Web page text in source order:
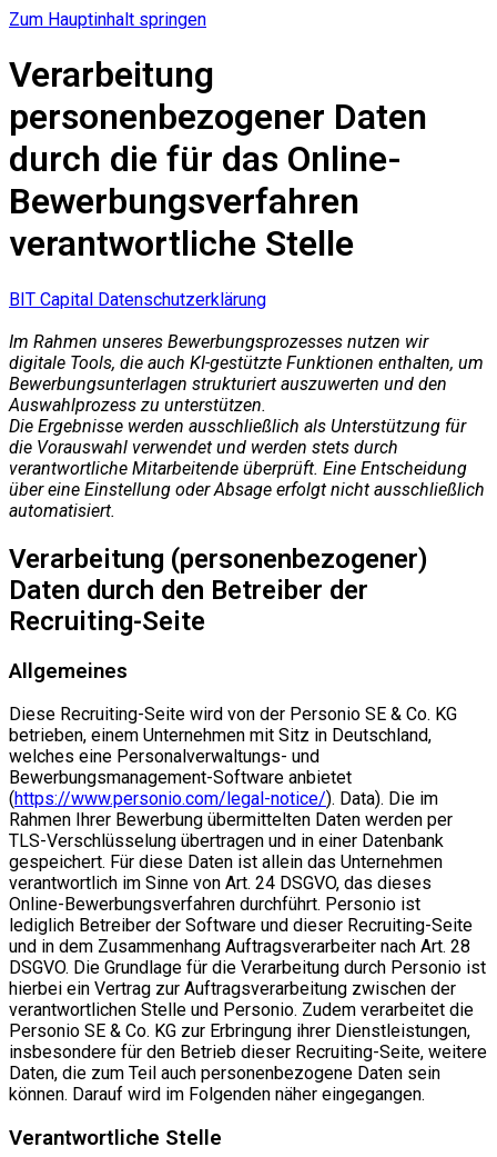
Zum Hauptinhalt springen
Verarbeitung
personenbezogener Daten
durch die für das Online-
Bewerbungsverfahren
verantwortliche Stelle
BIT Capital Datenschutzerklärung
Im Rahmen unseres Bewerbungsprozesses nutzen wir
digitale Tools, die auch KI-gestützte Funktionen enthalten, um
Bewerbungsunterlagen strukturiert auszuwerten und den
Auswahlprozess zu unterstützen.
Die Ergebnisse werden ausschließlich als Unterstützung für
die Vorauswahl verwendet und werden stets durch
verantwortliche Mitarbeitende überprüft. Eine Entscheidung
über eine Einstellung oder Absage erfolgt nicht ausschließlich
automatisiert.
Verarbeitung (personenbezogener)
Daten durch den Betreiber der
Recruiting-Seite
Allgemeines
Diese Recruiting-Seite wird von der Personio SE & Co. KG
betrieben, einem Unternehmen mit Sitz in Deutschland,
welches eine Personalverwaltungs- und
Bewerbungsmanagement-Software anbietet
(https://www.personio.com/legal-notice/). Data). Die im
Rahmen Ihrer Bewerbung übermittelten Daten werden per
TLS-Verschlüsselung übertragen und in einer Datenbank
gespeichert. Für diese Daten ist allein das Unternehmen
verantwortlich im Sinne von Art. 24 DSGVO, das dieses
Online-Bewerbungsverfahren durchführt. Personio ist
lediglich Betreiber der Software und dieser Recruiting-Seite
und in dem Zusammenhang Auftragsverarbeiter nach Art. 28
DSGVO. Die Grundlage für die Verarbeitung durch Personio ist
hierbei ein Vertrag zur Auftragsverarbeitung zwischen der
verantwortlichen Stelle und Personio. Zudem verarbeitet die
Personio SE & Co. KG zur Erbringung ihrer Dienstleistungen,
insbesondere für den Betrieb dieser Recruiting-Seite, weitere
Daten, die zum Teil auch personenbezogene Daten sein
können. Darauf wird im Folgenden näher eingegangen.
Verantwortliche Stelle